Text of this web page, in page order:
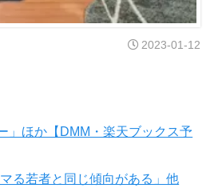
2023-01-12
」ほか【DMM・楽天ブックス予
る若者と同じ傾向がある」他